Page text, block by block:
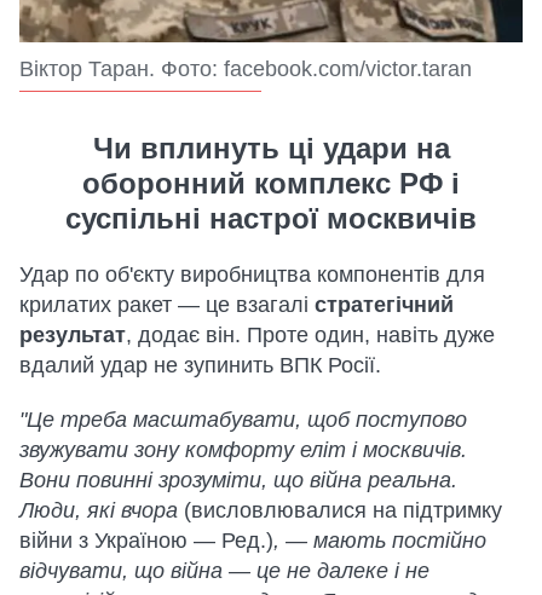
Віктор Таран. Фото: facebook.com/victor.taran
Чи вплинуть ці удари на
оборонний комплекс РФ і
суспільні настрої москвичів
Удар по об'єкту виробництва компонентів для
крилатих ракет — це взагалі стратегічний
результат, додає він. Проте один, навіть дуже
вдалий удар не зупинить ВПК Росії.
"Це треба масштабувати, щоб поступово
звужувати зону комфорту еліт і москвичів.
Вони повинні зрозуміти, що війна реальна.
Люди, які вчора (висловлювалися на підтримку
війни з Україною — Ред.), — мають постійно
відчувати, що війна — це не далеке і не